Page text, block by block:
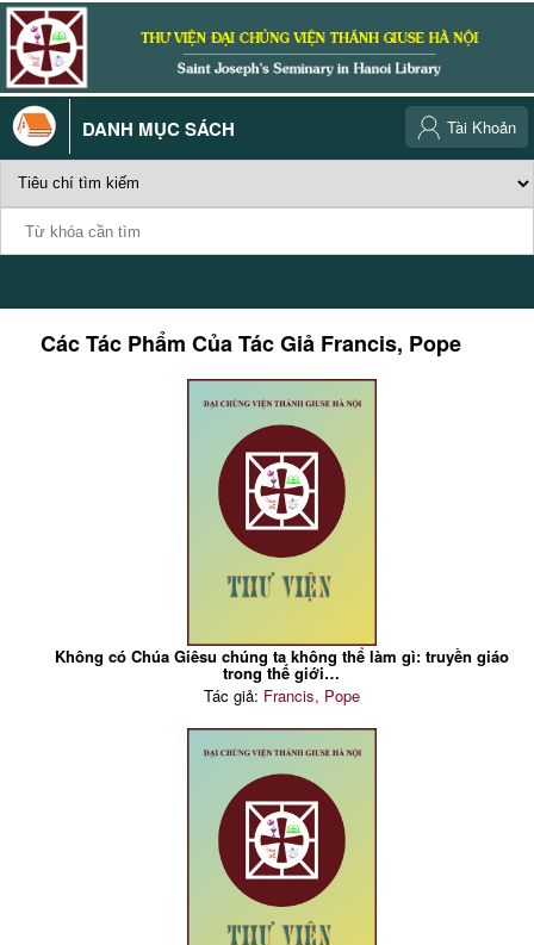
DANH MỤC SÁCH Tài Khoản
Các Tác Phẩm Của Tác Giả Francis, Pope
Không có Chúa Giêsu chúng ta không thể làm gì: truyền giáo
trong thế giới…
Tác giả: Francis, Pope